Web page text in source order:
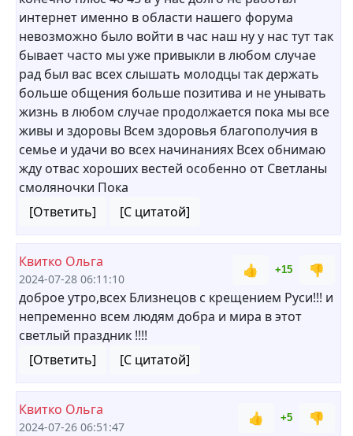
интернет именно в области нашего форума
невозможно было войти в час наш ну у нас тут так
бывает часто мы уже привыкли в любом случае
рад был вас всех слышать молодцы так держать
больше общения больше позитива и не унывать
жизнь в любом случае продолжается пока мы все
живы и здоровы Всем здоровья благополучия в
семье и удачи во всех начинаниях Всех обнимаю
жду отвас хороших вестей особенно от Светланы
смоляночки Пока
[Ответить]
[С цитатой]
Квитко Ольга
2024-07-28 06:11:10
👍 +15
👎
доброе утро,всех Близнецов с крещением Руси!!! и
непременно всем людям добра и мира в этот
светлый праздник !!!!
[Ответить]
[С цитатой]
Квитко Ольга
2024-07-26 06:51:47
👍 +5
👎